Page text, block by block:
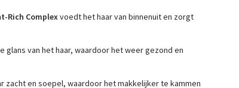
Rich Complexvoedt het haar van binnenuit en zorgt
glans van het haar, waardoor het weer gezond en
zacht en soepel, waardoor het makkelijker te kammen